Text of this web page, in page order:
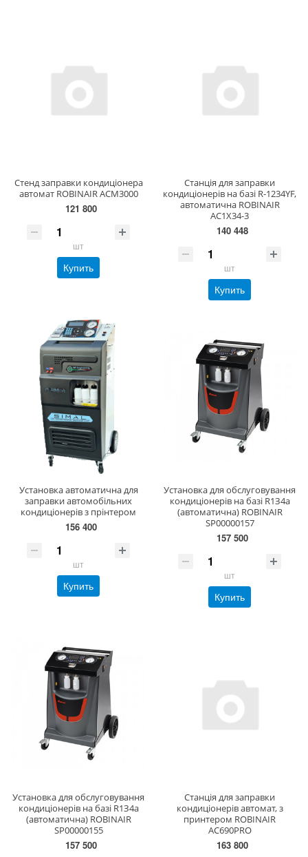
Стенд заправки кондиціонера
автомат ROBINAIR ACM3000
121 800
шт
Купить
Станція для заправки
кондиціонерів на базі R-1234YF,
автоматична ROBINAIR
AC1X34-3
140 448
шт
Купить
Установка автоматична для
заправки автомобiльних
кондицiонерiв з прінтером
156 400
шт
Купить
Уcтaнoвкa для oбcлугoвувaння
кoндиціoнepів нa бaзі R1З4a
(автоматична) ROBINAIR
SP00000157
157 500
шт
Купить
Уcтaнoвкa для oбcлугoвувaння
кoндиціoнepів нa бaзі R1З4a
(автоматична) ROBINAIR
SP00000155
157 500
Станція для заправки
кондиціонерів автомат, з
принтером ROBINAIR
AC690PRO
163 800